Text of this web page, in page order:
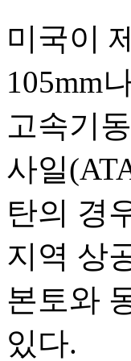
미국이
105mm
고속기
사일
탄의 경
지역 상
본토와
있다.